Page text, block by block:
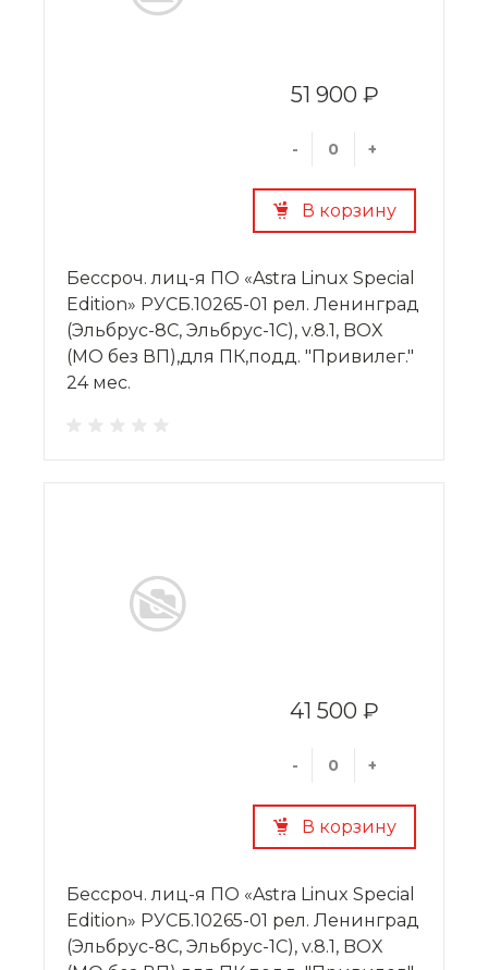
51 900 ₽
- +
В корзину
Бессроч. лиц-я ПО «Astra Linux Special
Edition» РУСБ.10265-01 рел. Ленинград
(Эльбрус-8С, Эльбрус-1С), v.8.1, BOX
(МО без ВП),для ПК,подд. "Привилег."
24 мес.
41 500 ₽
- +
В корзину
Бессроч. лиц-я ПО «Astra Linux Special
Edition» РУСБ.10265-01 рел. Ленинград
(Эльбрус-8С, Эльбрус-1С), v.8.1, BOX